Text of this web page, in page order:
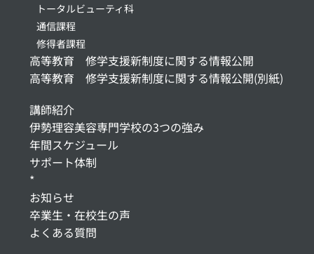
トータルビューティ科
通信課程
修得者課程
高等教育 修学支援新制度に関する情報公開
高等教育 修学支援新制度に関する情報公開(別紙)
講師紹介
伊勢理容美容専門学校の3つの強み
年間スケジュール
サポート体制
*
お知らせ
卒業生・在校生の声
よくある質問